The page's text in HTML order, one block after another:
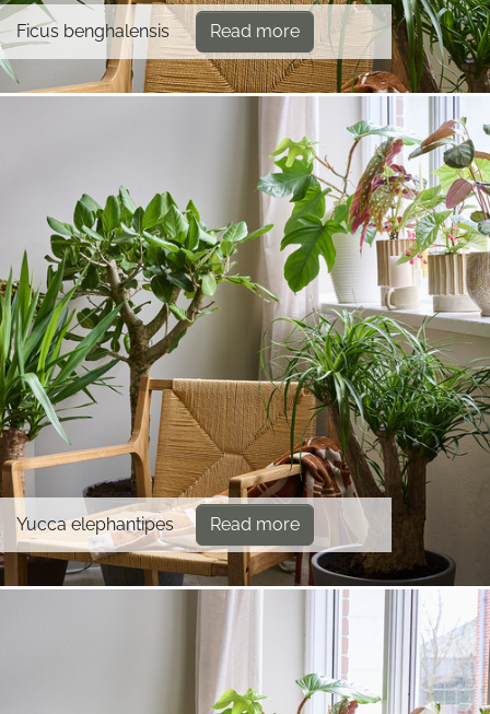
Ficus benghalensis Read more
Yucca elephantipes Read more